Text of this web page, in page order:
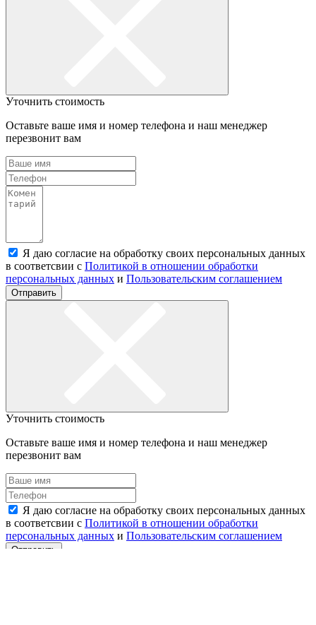
Уточнить стоимость
Оставьте ваше имя и номер телефона и наш менеджер
перезвонит вам
Я даю согласие на обработку своих персональных данных
в соответсвии с Политикой в отношении обработки
персональных данных и Пользовательским соглашением
Отправить
Уточнить стоимость
Оставьте ваше имя и номер телефона и наш менеджер
перезвонит вам
Я даю согласие на обработку своих персональных данных
в соответсвии с Политикой в отношении обработки
персональных данных и Пользовательским соглашением
Отправить